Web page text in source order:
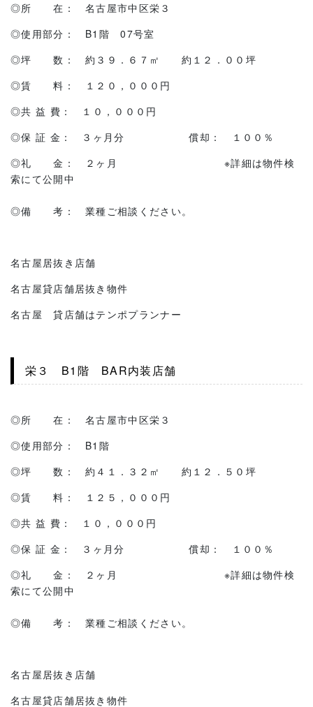
◎所 在： 名古屋市中区栄３
◎使用部分： B1階 07号室
◎坪 数： 約３９．６７㎡ 約１２．００坪
◎賃 料： １２０，０００円
◎共 益 費： １０，０００円
◎保 証 金： ３ヶ月分 償却： １００％
◎礼 金： ２ヶ月 ※詳細は物件検
索にて公開中
◎備 考： 業種ご相談ください。
名古屋居抜き店舗
名古屋貸店舗居抜き物件
名古屋 貸店舗はテンポプランナー
栄３ B1階 BAR内装店舗
◎所 在： 名古屋市中区栄３
◎使用部分： B1階
◎坪 数： 約４１．３２㎡ 約１２．５０坪
◎賃 料： １２５，０００円
◎共 益 費： １０，０００円
◎保 証 金： ３ヶ月分 償却： １００％
◎礼 金： ２ヶ月 ※詳細は物件検
索にて公開中
◎備 考： 業種ご相談ください。
名古屋居抜き店舗
名古屋貸店舗居抜き物件